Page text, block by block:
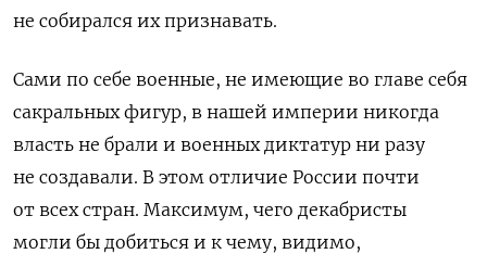
не собирался их признавать.
Сами по себе военные, не имеющие во главе себя
сакральных фигур, в нашей империи никогда
власть не брали и военных диктатур ни разу
не создавали. В этом отличие России почти
от всех стран. Максимум, чего декабристы
могли бы добиться и к чему, видимо,